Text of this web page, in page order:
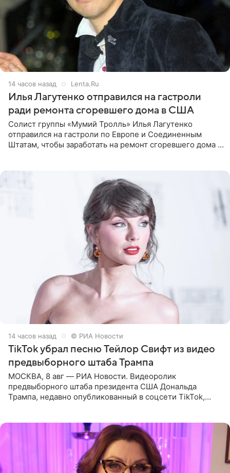
14 часов назад Lenta.Ru
Илья Лагутенко отправился на гастроли
ради ремонта сгоревшего дома в США
Солист группы «Мумий Тролль» Илья Лагутенко
отправился на гастроли по Европе и Соединенным
Штатам, чтобы заработать на ремонт сгоревшего дома в
14 часов назад © РИА Новости
TikTok убрал песню Тейлор Свифт из видео
предвыборного штаба Трампа
МОСКВА, 8 авг — РИА Новости. Видеоролик
предвыборного штаба президента США Дональда
Трампа, недавно опубликованный в соцсети TikTok,